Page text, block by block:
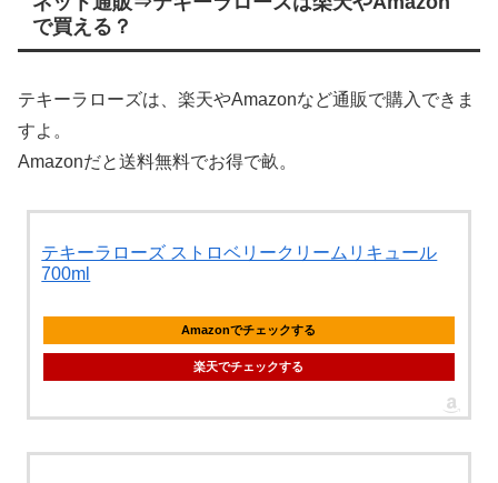
で買える？
テキーラローズは、楽天やAmazonなど通販で購入できま
すよ。
Amazonだと送料無料でお得で畝。
テキーラローズ ストロベリークリームリキュール
700ml
Amazonでチェックする
楽天でチェックする